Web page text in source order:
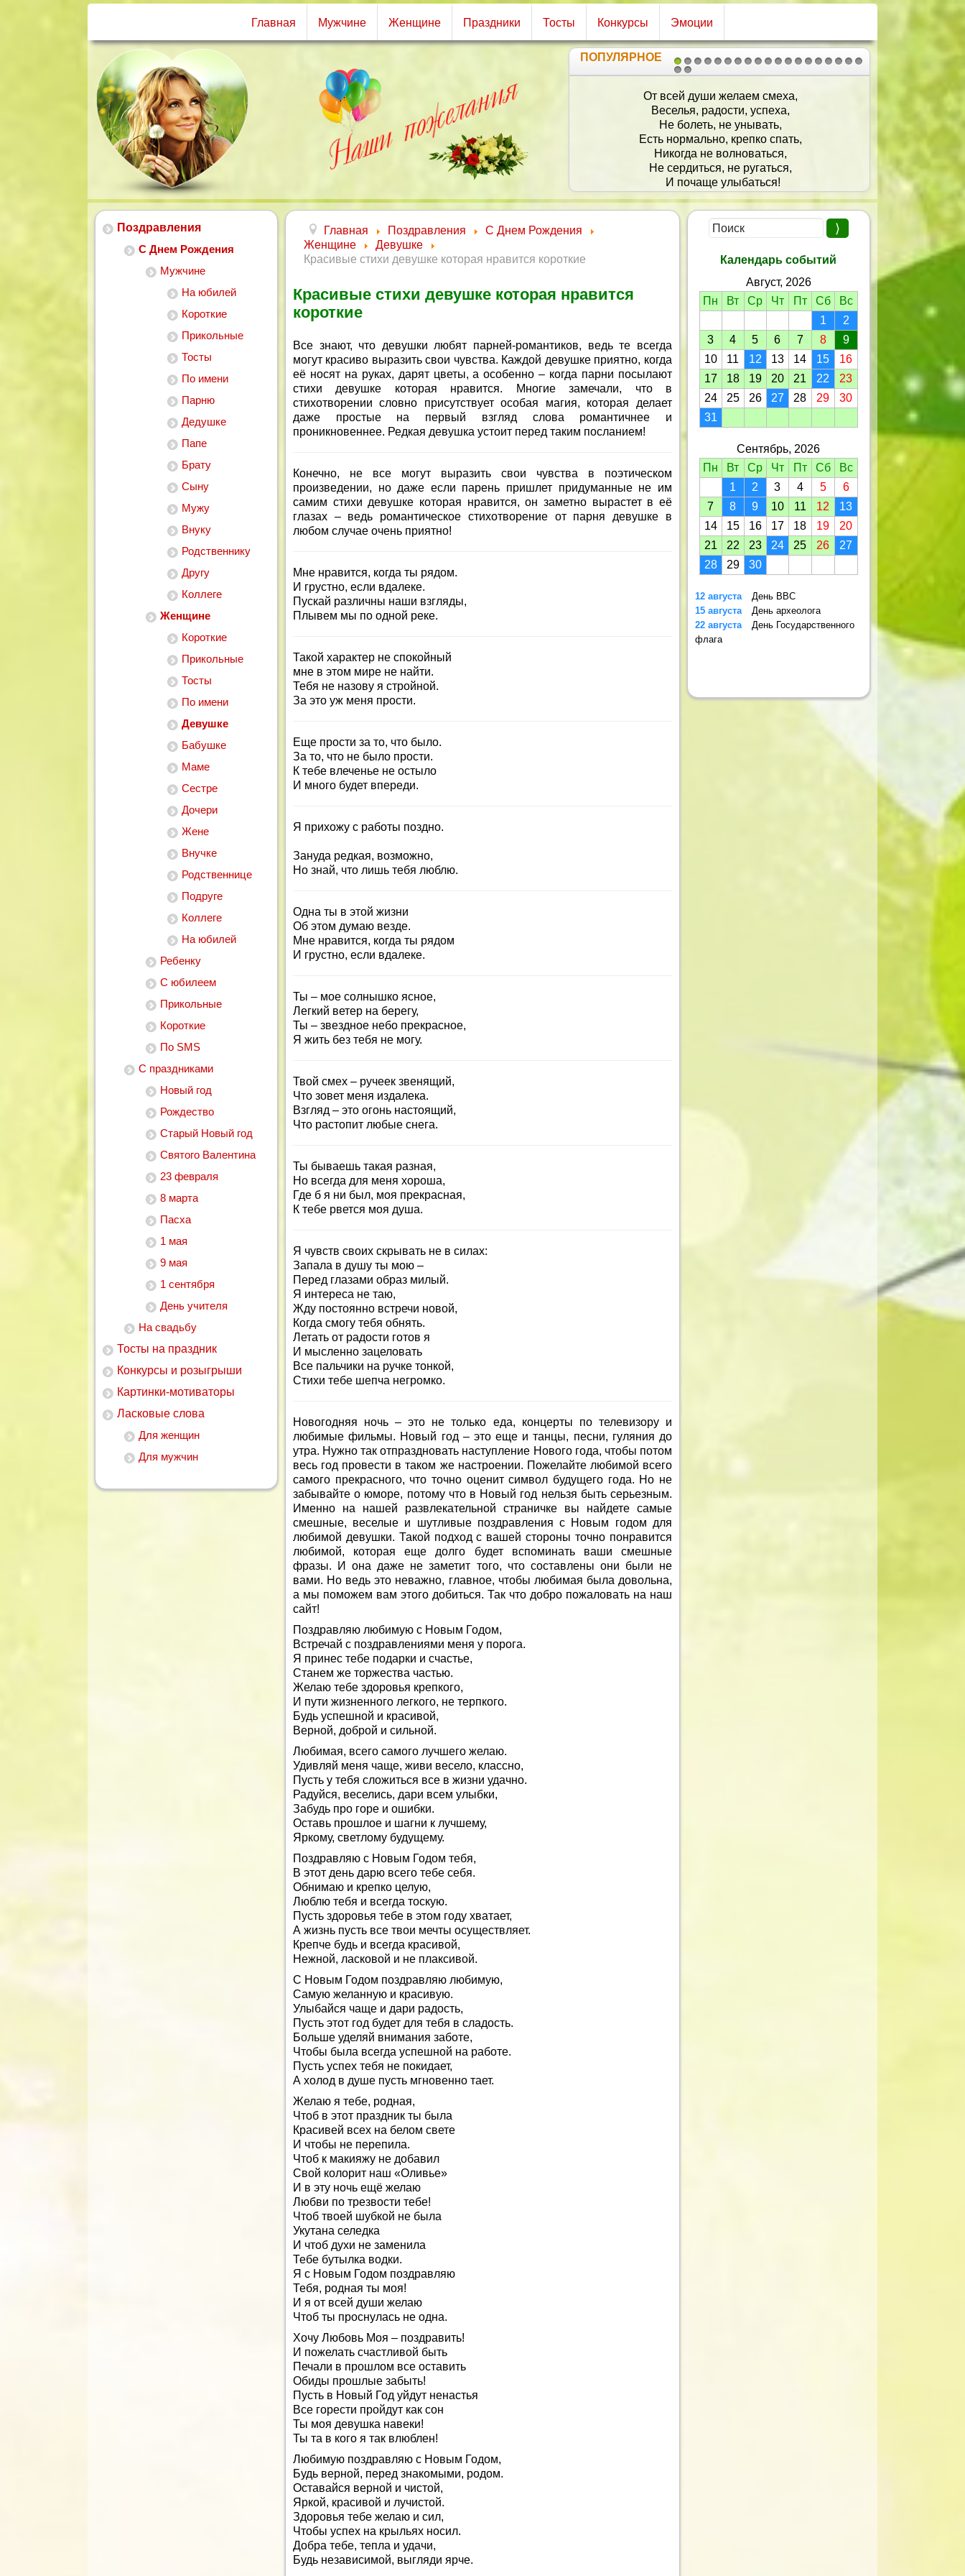
Главная Мужчине Женщине Праздники Тосты Конкурсы Эмоции
1 2
2021
ПОПУЛЯРНОЕ
Принимай-ка поздравленья
В свой чудесный День рожденья!
Пусть будет счастье нежным,
Бескрайним и безбрежным!
И будет жизнь полна тепла,
Чудесна, радостна, светла!
Поздравления
С Днем Рождения
Мужчине
На юбилей
Короткие
Прикольные
Тосты
По имени
Парню
Дедушке
Папе
Брату
Сыну
Мужу
Внуку
Родственнику
Другу
Коллеге
Женщине
Короткие
Прикольные
Тосты
По имени
Девушке
Бабушке
Маме
Сестре
Дочери
Жене
Внучке
Родственнице
Подруге
Коллеге
На юбилей
Ребенку
С юбилеем
Прикольные
Короткие
По SMS
С праздниками
Новый год
Рождество
Старый Новый год
Святого Валентина
23 февраля
8 марта
Пасха
1 мая
9 мая
1 сентября
День учителя
На свадьбу
Тосты на праздник
Конкурсы и розыгрыши
Картинки-мотиваторы
Ласковые слова
Для женщин
Для мужчин
Главная Поздравления
С Днем Рождения
Женщине
Девушке
Красивые стихи девушке которая нравится короткие
Красивые стихи девушке которая нравится
короткие
Все знают, что девушки любят парней-романтиков, ведь те всегда
могут красиво выразить свои чувства. Каждой девушке приятно, когда
её носят на руках, дарят цветы, а особенно – когда парни посылают
стихи девушке которая нравится. Многие замечали, что в
стихотворении словно присутствует особая магия, которая делает
даже простые на первый взгляд слова романтичнее и
проникновеннее. Редкая девушка устоит перед таким посланием!
Конечно, не все могут выразить свои чувства в поэтическом
произведении, но даже если парень пришлет придуманные не им
самим стихи девушке которая нравится, он заметно вырастет в её
глазах – ведь романтическое стихотворение от парня девушке в
любом случае очень приятно!
Мне нравится, когда ты рядом.
И грустно, если вдалеке.
Пускай различны наши взгляды,
Плывем мы по одной реке.
Такой характер не спокойный
мне в этом мире не найти.
Тебя не назову я стройной.
За это уж меня прости.
Еще прости за то, что было.
За то, что не было прости.
К тебе влеченье не остыло
И много будет впереди.
Я прихожу с работы поздно.
Зануда редкая, возможно,
Но знай, что лишь тебя люблю.
Одна ты в этой жизни
Об этом думаю везде.
Мне нравится, когда ты рядом
И грустно, если вдалеке.
Ты – мое солнышко ясное,
Легкий ветер на берегу,
Ты – звездное небо прекрасное,
Я жить без тебя не могу.
Твой смех – ручеек звенящий,
Что зовет меня издалека.
Взгляд – это огонь настоящий,
Что растопит любые снега.
Ты бываешь такая разная,
Но всегда для меня хороша,
Где б я ни был, моя прекрасная,
К тебе рвется моя душа.
Я чувств своих скрывать не в силах:
Запала в душу ты мою –
Перед глазами образ милый.
Я интереса не таю,
Жду постоянно встречи новой,
Когда смогу тебя обнять.
Летать от радости готов я
И мысленно зацеловать
Все пальчики на ручке тонкой,
Стихи тебе шепча негромко.
Новогодняя ночь – это не только еда, концерты по телевизору и
любимые фильмы. Новый год – это еще и танцы, песни, гуляния до
утра. Нужно так отпраздновать наступление Нового года, чтобы потом
весь год провести в таком же настроении. Пожелайте любимой всего
самого прекрасного, что точно оценит символ будущего года. Но не
забывайте о юморе, потому что в Новый год нельзя быть серьезным.
Именно на нашей развлекательной страничке вы найдете самые
смешные, веселые и шутливые поздравления с Новым годом для
любимой девушки. Такой подход с вашей стороны точно понравится
любимой, которая еще долго будет вспоминать ваши смешные
фразы. И она даже не заметит того, что составлены они были не
вами. Но ведь это неважно, главное, чтобы любимая была довольна,
а мы поможем вам этого добиться. Так что добро пожаловать на наш
сайт!
Поздравляю любимую с Новым Годом,
Встречай с поздравлениями меня у порога.
Я принес тебе подарки и счастье,
Станем же торжества частью.
Желаю тебе здоровья крепкого,
И пути жизненного легкого, не терпкого.
Будь успешной и красивой,
Верной, доброй и сильной.
Любимая, всего самого лучшего желаю.
Удивляй меня чаще, живи весело, классно,
Пусть у тебя сложиться все в жизни удачно.
Радуйся, веселись, дари всем улыбки,
Забудь про горе и ошибки.
Оставь прошлое и шагни к лучшему,
Яркому, светлому будущему.
Поздравляю с Новым Годом тебя,
В этот день дарю всего тебе себя.
Обнимаю и крепко целую,
Люблю тебя и всегда тоскую.
Пусть здоровья тебе в этом году хватает,
А жизнь пусть все твои мечты осуществляет.
Крепче будь и всегда красивой,
Нежной, ласковой и не плаксивой.
С Новым Годом поздравляю любимую,
Самую желанную и красивую.
Улыбайся чаще и дари радость,
Пусть этот год будет для тебя в сладость.
Больше уделяй внимания заботе,
Чтобы была всегда успешной на работе.
Пусть успех тебя не покидает,
А холод в душе пусть мгновенно тает.
Желаю я тебе, родная,
Чтоб в этот праздник ты была
Красивей всех на белом свете
И чтобы не перепила.
Чтоб к макияжу не добавил
Свой колорит наш «Оливье»
И в эту ночь ещё желаю
Любви по трезвости тебе!
Чтоб твоей шубкой не была
Укутана селедка
И чтоб духи не заменила
Тебе бутылка водки.
Я с Новым Годом поздравляю
Тебя, родная ты моя!
И я от всей души желаю
Чтоб ты проснулась не одна.
Хочу Любовь Моя – поздравить!
И пожелать счастливой быть
Печали в прошлом все оставить
Обиды прошлые забыть!
Пусть в Новый Год уйдут ненастья
Все горести пройдут как сон
Ты моя девушка навеки!
Ты та в кого я так влюблен!
Любимую поздравляю с Новым Годом,
Будь верной, перед знакомыми, родом.
Оставайся верной и чистой,
Яркой, красивой и лучистой.
Здоровья тебе желаю и сил,
Чтобы успех на крыльях носил.
Добра тебе, тепла и удачи,
Будь независимой, выгляди ярче.
Календарь событий
Август, 2026
Пн
Вт Ср Чт Пт Сб
Вс
1
2
3
4 5 6 7 8
9
10
11 12 13 14 15
16
17
18 19 20 21 22
23
24
25 26 27 28 29
30
31
Сентябрь, 2026
Пн
Вт Ср Чт Пт Сб
Вс
1
2 3 4 5
6
7
8 9 10 11 12
13
14
15 16 17 18 19
20
21
22 23 24 25 26
27
28
29 30
12 августа
День ВВС
15 августа
День археолога
22 августа
День Государственного
флага